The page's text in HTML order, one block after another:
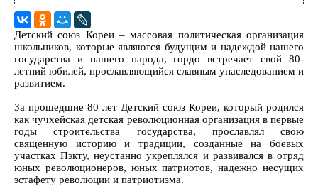
Детский союз Кореи – массовая политическая организация
школьников, которые являются будущим и надеждой нашего
государства и нашего народа, гордо встречает свой 80-
летний юбилей, прославляющийся славным унаследованием и
развитием.
За прошедшие 80 лет Детский союз Кореи, который родился
как чучхейская детская революционная организация в первые
годы строительства государства, прославлял свою
священную историю и традиции, созданные на боевых
участках Пэкту, неустанно укреплялся и развивался в отряд
юных революционеров, юных патриотов, надежно несущих
эстафету революции и патриотизма.